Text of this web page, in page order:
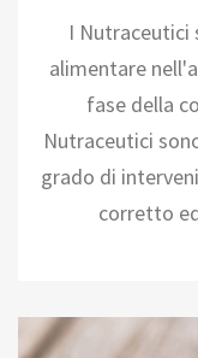
I
alimentare
fase della
Nutraceutici
grado di
corretto